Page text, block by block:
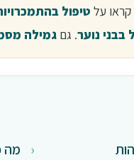
על טיפול
בבני נוער. גם גמילה
מה